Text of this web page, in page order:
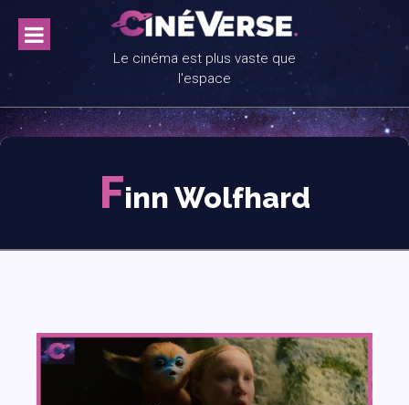
content
Le cinéma est plus vaste que
l'espace
Finn Wolfhard